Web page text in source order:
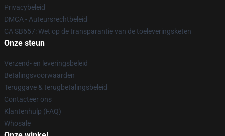
Privacybeleid
DMCA - Auteursrechtbeleid
CA SB657: Wet op de transparantie van de toeleveringsketen
Onze steun
Verzend- en leveringsbeleid
Betalingsvoorwaarden
Teruggave & terugbetalingsbeleid
Contacteer ons
Klantenhulp (FAQ)
Whosale